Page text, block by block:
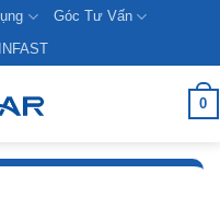
Góc Tư Vấn
0